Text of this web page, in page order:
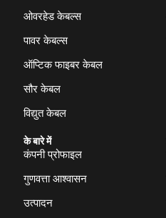
ओवरहेड केबल्स
पावर केबल्स
ऑप्टिक फाइबर केबल
सौर केबल
विद्युत केबल
के बारे में
कंपनी प्रोफाइल
गुणवत्ता आश्वासन
उत्पादन